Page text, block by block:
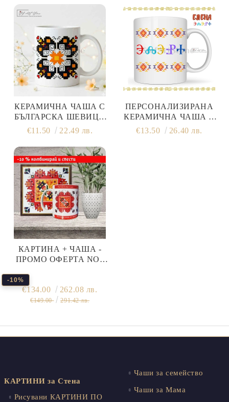
КЕРАМИЧНА ЧАША С
БЪЛГАРСКА ШЕВИЦА
ЕЛБЕТИЦА №5 | ЧАШИ
€11.50 22.49 лв.
ПЕРСОНАЛИЗИРАНА
КЕРАМИЧНА ЧАША С
ИМЕ НА ГЛАГОЛИЦА И
€13.50 26.40 лв.
КАРТИНА + ЧАША -
ПРОМО ОФЕРТА NO2
-10%
€134.00 262.08 лв.
€149.00 291.42 лв.
КАРТИНИ за Стена
Рисувани КАРТИНИ ПО
Чаши за семейство
Чаши за Мама